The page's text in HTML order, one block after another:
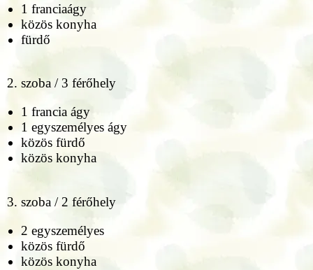
1 franciaágy
közös konyha
fürdő
2. szoba / 3 férőhely
1 francia ágy
1 egyszemélyes ágy
közös fürdő
közös konyha
3. szoba / 2 férőhely
2 egyszemélyes
közös fürdő
közös konyha